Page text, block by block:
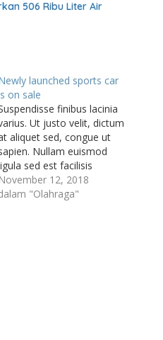
506 Ribu Liter Air
launched sports car
on sale
finibus lacinia
Ut justo velit, dictum
aliquet sed, congue ut
Nullam euismod
sed est facilisis
auctor. Integer vitae
mi. Ut velit
November 12, 2018
"Olahraga"